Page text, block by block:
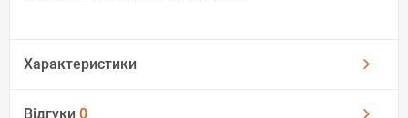
Характеристики
Відгуки 0